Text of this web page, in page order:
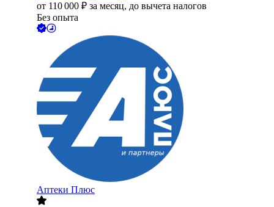
от 110 000 ₽ за месяц, до вычета налогов
Без опыта
Аптеки Плюс